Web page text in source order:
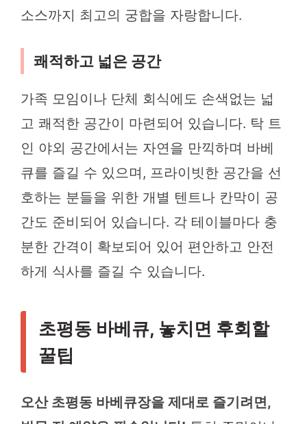
소스까지 최고의 궁합을 자랑합니다.
쾌적하고 넓은 공간
가족 모임이나 단체 회식에도 손색없는 넓
고 쾌적한 공간이 마련되어 있습니다. 탁 트
인 야외 공간에서는 자연을 만끽하며 바베
큐를 즐길 수 있으며, 프라이빗한 공간을 선
호하는 분들을 위한 개별 텐트나 칸막이 공
간도 준비되어 있습니다. 각 테이블마다 충
분한 간격이 확보되어 있어 편안하고 안전
하게 식사를 즐길 수 있습니다.
초평동 바베큐, 놓치면 후회할
꿀팁
오산 초평동 바베큐장을 제대로 즐기려면,